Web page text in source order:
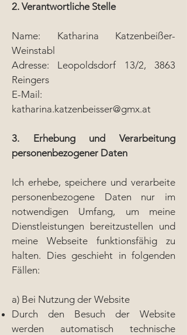
2. Verantwortliche Stelle
Name: Katharina Katzenbeißer-
Weinstabl
Adresse: Leopoldsdorf 13/2, 3863
Reingers
E-Mail:
katharina.katzenbeisser@gmx.at
3. Erhebung und Verarbeitung
personenbezogener Daten
Ich erhebe, speichere und verarbeite
personenbezogene Daten nur im
notwendigen Umfang, um meine
Dienstleistungen bereitzustellen und
meine Webseite funktionsfähig zu
halten. Dies geschieht in folgenden
Fällen:
a) Bei Nutzung der Website
Durch den Besuch der Website
werden automatisch technische